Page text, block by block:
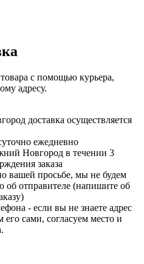
с помощью курьера,
адресу.
доставка осуществляется
ежедневно
Новгород в течении 3
заказа
вашей просьбе, мы не будем
об отправителе (напишите об
- если вы не знаете адрес
сами, согласуем место и